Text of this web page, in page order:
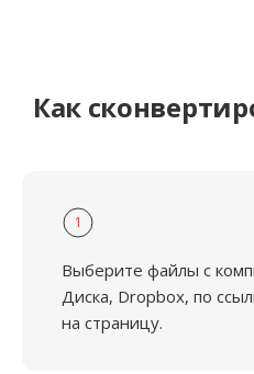
Как
1
Выберите файлы с
Диска, Dropbox, по
на страницу.